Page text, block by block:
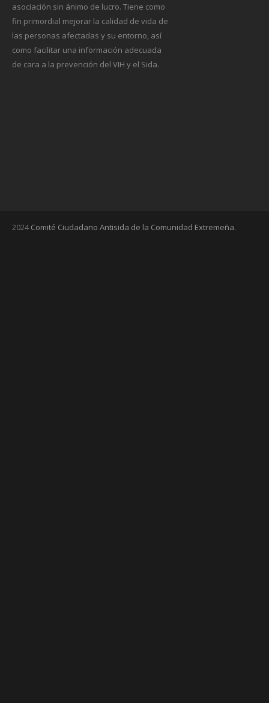
asociación sin ánimo de lucro. Tiene como
fin primordial mejorar la calidad de vida de
las personas afectadas y su entorno, así
como facilitar una información adecuada
de cara a la prevención del VIH y el Sida.
2024Comité Ciudadano Antisida de la Comunidad Extremeña.